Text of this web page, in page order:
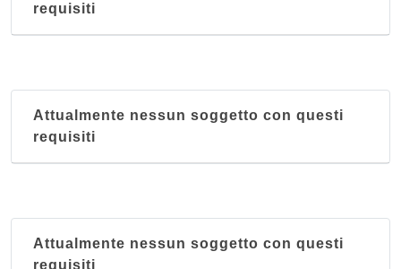
requisiti
Attualmente nessun soggetto con questi
requisiti
Attualmente nessun soggetto con questi
requisiti